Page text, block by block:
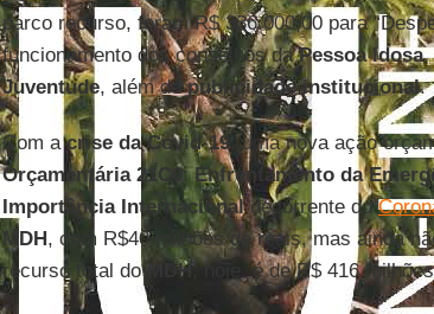
parco recurso, foram R$ 336.000,00 para
funcionamento dos conselhos daPessoa Idosa,
Juventude, além depublicidade institucional.
Com acrise da Covid-19, uma nova ação
Orçamentária 21C0:Enfrentamento da
Importância Internacionaldecorrente do
MDH, com R$40 milhões de reais, mas ainda
recurso total do
MDH, hoje, é de R$ 416